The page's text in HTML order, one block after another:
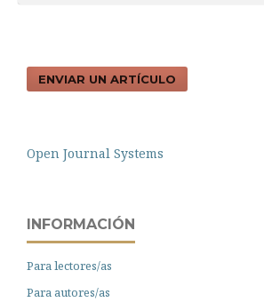
ENVIAR UN ARTÍCULO
Open Journal Systems
INFORMACIÓN
Para lectores/as
Para autores/as